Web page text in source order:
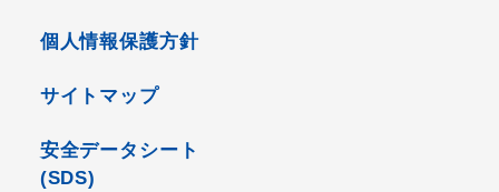
個人情報保護方針
サイトマップ
安全データシート
(SDS)